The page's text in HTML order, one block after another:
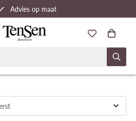
Advies op maat
Snelle verzending